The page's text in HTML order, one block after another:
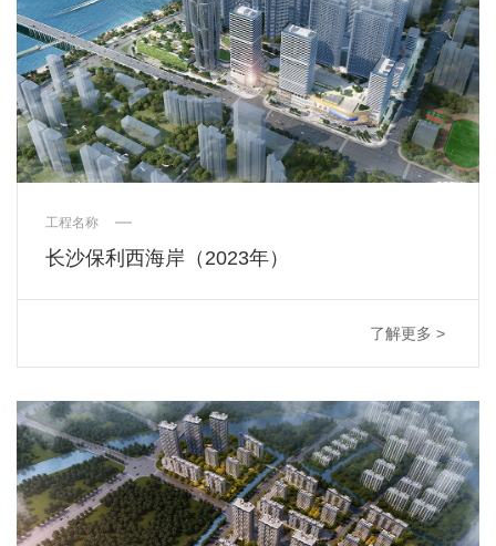
工程名称
长沙保利西海岸（2023年）
了解更多 >